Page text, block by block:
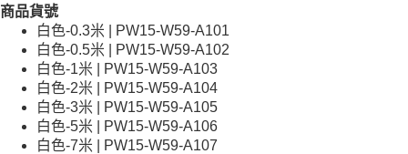
商品貨號
白色-0.3米 | PW15-W59-A101
白色-0.5米 | PW15-W59-A102
白色-1米 | PW15-W59-A103
白色-2米 | PW15-W59-A104
白色-3米 | PW15-W59-A105
白色-5米 | PW15-W59-A106
白色-7米 | PW15-W59-A107